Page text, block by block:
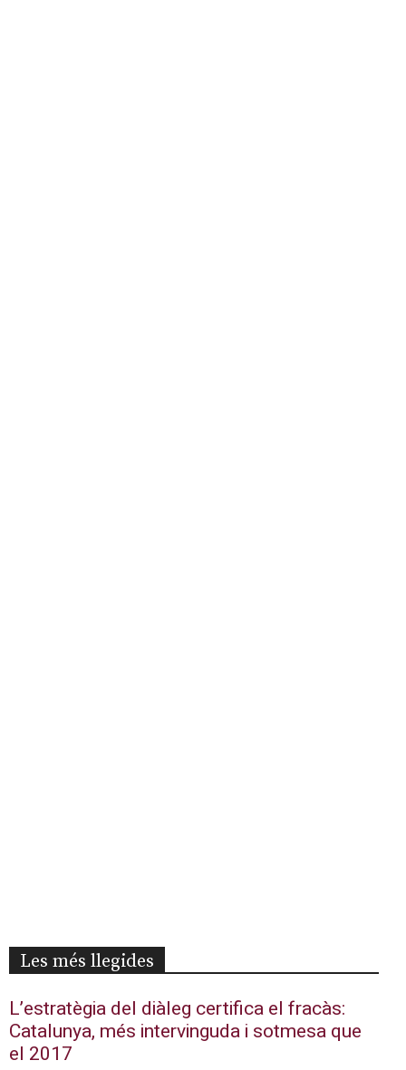
Les més llegides
L’estratègia del diàleg certifica el fracàs:
Catalunya, més intervinguda i sotmesa que
el 2017